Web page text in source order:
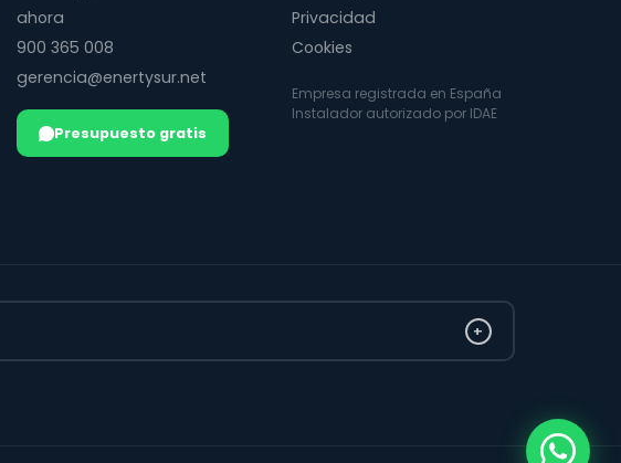
ahora
900 365 008
gerencia@enertysur.net
Presupuesto gratis
Privacidad
Cookies
Empresa registrada en España
Instalador autorizado por IDAE
+